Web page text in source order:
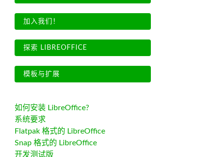
加入我们！
探索 LIBREOFFICE
模板与扩展
如何安装 LibreOffice?
系统要求
Flatpak 格式的 LibreOffice
Snap 格式的 LibreOffice
开发测试版